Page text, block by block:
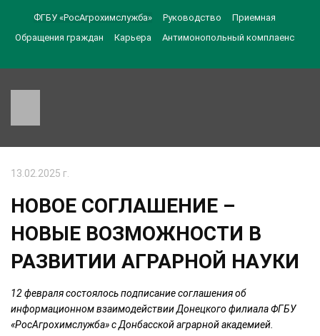
ФГБУ «РосАгрохимслужба» Руководство
Приемная
Обращения граждан
Карьера Антимонопольный комплаенс
13.02.2025 г.
НОВОЕ СОГЛАШЕНИЕ –
НОВЫЕ ВОЗМОЖНОСТИ В
РАЗВИТИИ АГРАРНОЙ НАУКИ
12 февраля состоялось подписание соглашения об
информационном взаимодействии Донецкого филиала ФГБУ
«РосАгрохимслужба» с Донбасской аграрной академией.